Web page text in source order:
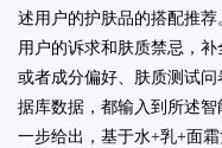
述用户的护肤品的搭配推
用户的诉求和肤质禁忌，
或者成分偏好、肤质测试
据库数据，都输入到所述
一步给出，基于水+乳+面